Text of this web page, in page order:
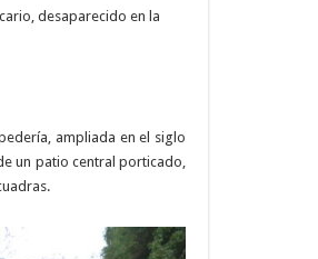
desaparecido en la
ampliada en el siglo
un patio central porticado,